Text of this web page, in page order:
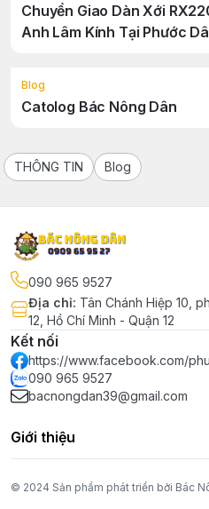
Chuyển Giao Dàn Xới
Anh Lâm Kính Tại Phước
Blog
Catolog Bác Nông Dân
THÔNG TIN Blog
090 965 9527
Địa chỉ: Tân Chánh Hiệp 10,
12, Hồ Chí Minh - Quận 12
Kết nối
https://www.facebook.com/
090 965 9527
bacnongdan39@gmail.com
Giới thiệu
© 2024 Sản phẩm phát triển bởi Bác